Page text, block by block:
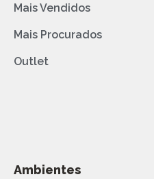
Mais Vendidos
Mais Procurados
Outlet
Ambientes